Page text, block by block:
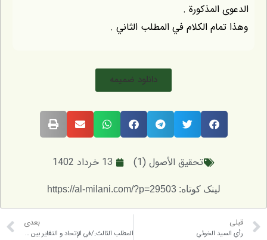
الدعوى المذكورة .
وهذا تمام الكلام في المطلب الثاني .
دانلود ضمیمه
تحقيق الاُصول (1) 13 خرداد 1402
لینک کوتاه: https://al-milani.com/?p=29503
قبلی
رأي السيد الخوئي
بعدی
المطلب الثالث:/في الإتحاد و التغاير بين موضوع العلم و موضوعات المسائل